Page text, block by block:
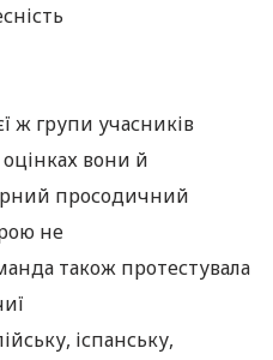
ж групи учасників
оцінках вони й
просодичний
не
також протестувала
іспанську,